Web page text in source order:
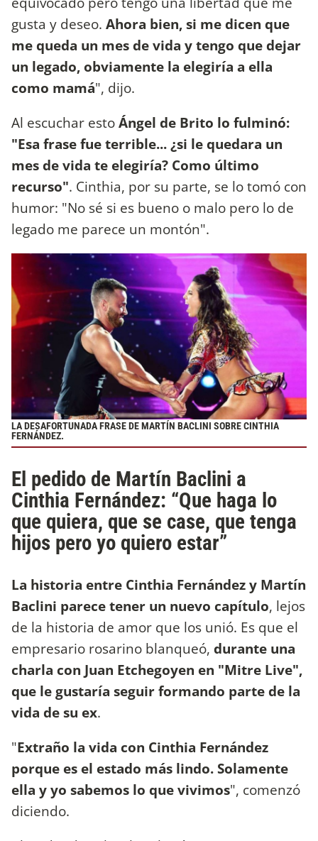
gusta y deseo. Ahora bien, si me dicen que
me queda un mes de vida y tengo que dejar
un legado, obviamente la elegiría a ella
como mamá", dijo.
Al escuchar estoÁngel de Brito lo fulminó:
"Esa frase fue terrible... ¿si le quedara un
mes de vida te elegiría? Como último
recurso". Cinthia, por su parte, se lo tomó con
humor: "No sé si es bueno o malo pero lo de
legado me parece un montón".
LA DESAFORTUNADA FRASE DE MARTÍN BACLINI SOBRE CINTHIA
FERNÁNDEZ.
El pedido de Martín Baclini a
Cinthia Fernández: “Que haga lo
que quiera, que se case, que tenga
hijos pero yo quiero estar”
La historia entre Cinthia Fernández y Martín
Baclini parece tener un nuevo capítulo, lejos
de la historia de amor que los unió. Es que el
empresario rosarino blanqueó, durante una
charla con Juan Etchegoyen en "Mitre Live",
que le gustaría seguir formando parte de la
vida de su ex.
"Extraño la vida con Cinthia Fernández
porque es el estado más lindo. Solamente
ella y yo sabemos lo que vivimos", comenzó
diciendo.